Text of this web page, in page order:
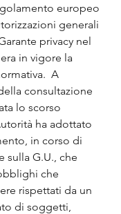
europeo
generali
privacy nel
in vigore la
A
consultazione
lo scorso
ha adottato
in corso di
sulla G.U., che
che
rispettati da un
di soggetti,